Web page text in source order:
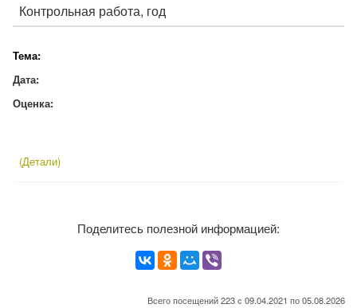
Контрольная работа, год
Тема:
Дата:
Оценка:
(Детали)
Поделитесь полезной информацией:
Всего посещений 223 с 09.04.2021 по 05.08.2026